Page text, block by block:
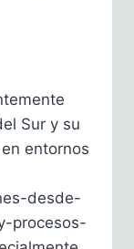
Sur y su
entornos
desde-
procesos-